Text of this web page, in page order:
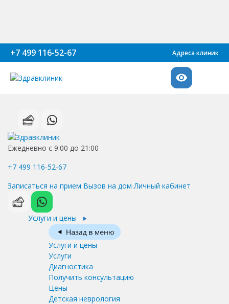
+7 499 116-52-67 Адреса клиник
Ежедневно с 9:00 до 21:00
+7 499 116-52-67
Записаться на прием Вызов на дом Личный кабинет
Услуги и цены
Услуги и цены
Услуги
Диагностика
Получить консультацию
Цены
Детская неврология